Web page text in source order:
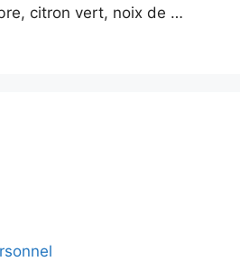
citron vert, noix de …